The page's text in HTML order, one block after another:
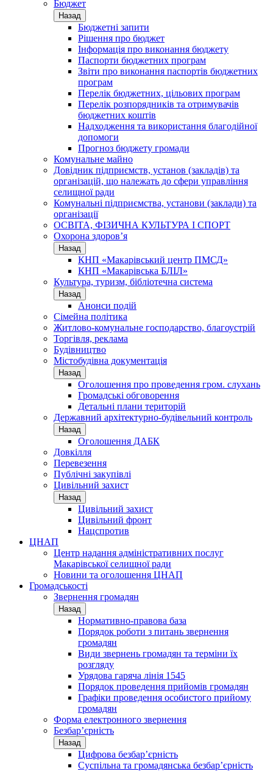
Бюджет
Назад
Бюджетні запити
Рішення про бюджет
Інформація про виконання бюджету
Паспорти бюджетних програм
Звіти про виконання паспортів бюджетних
програм
Перелік бюджетних, цільових програм
Перелік розпорядників та отримувачів
бюджетних коштів
Надходження та використання благодійної
допомоги
Прогноз бюджету громади
Комунальне майно
Довідник підприємств, установ (закладів) та
організацій, що належать до сфери управління
селищної ради
Комунальні підприємства, установи (заклади) та
організації
ОСВІТА, ФІЗИЧНА КУЛЬТУРА І СПОРТ
Охорона здоров’я
Назад
КНП «Макарівський центр ПМСД»
КНП «Макарівська БЛІЛ»
Культура, туризм, бібліотечна система
Назад
Анонси подій
Сімейна політика
Житлово-комунальне господарство, благоустрій
Торгівля, реклама
Будівництво
Містобудівна документація
Назад
Оголошення про проведення гром. слухань
Громадські обговорення
Детальні плани територій
Державний архітектурно-будівельний контроль
Назад
Оголошення ДАБК
Довкілля
Перевезення
Публічні закупівлі
Цивільний захист
Назад
Цивільний захист
Цивільний фронт
Нацспротив
ЦНАП
Центр надання адміністративних послуг
Макарівської селищної ради
Новини та оголошення ЦНАП
Громадськості
Звернення громадян
Назад
Нормативно-правова база
Порядок роботи з питань звернення
громадян
Види звернень громадян та терміни їх
розгляду
Урядова гаряча лінія 1545
Порядок проведення прийомів громадян
Графіки проведення особистого прийому
громадян
Форма електронного звернення
Безбар’єрність
Назад
Цифрова безбар’єрність
Суспільна та громадянська безбар’єрність